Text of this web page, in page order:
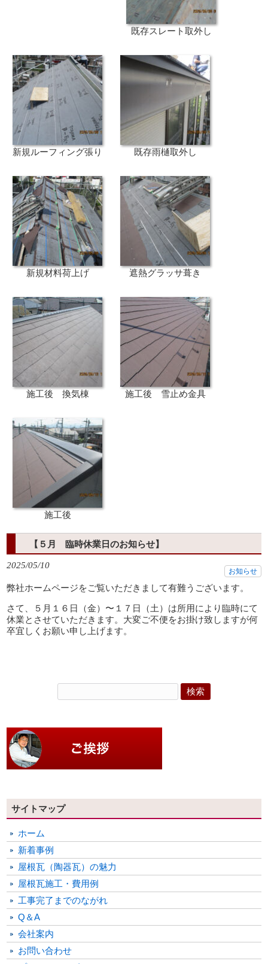
既存スレート取外し
新規ルーフィング張り 既存雨樋取外し
新規材料荷上げ 遮熱グラッサ葺き
施工後 換気棟 施工後 雪止め金具
施工後
【５月 臨時休業日のお知らせ】
2025/05/10
お知らせ
弊社ホームページをご覧いただきまして有難うございます。
さて、５月１６日（金）〜１７日（土）は所用により臨時にて
休業とさせていただきます。大変ご不便をお掛け致しますが何
卒宜しくお願い申し上げます。
サイトマップ
ホーム
新着事例
屋根瓦（陶器瓦）の魅力
屋根瓦施工・費用例
工事完了までのながれ
Q＆A
会社案内
お問い合わせ